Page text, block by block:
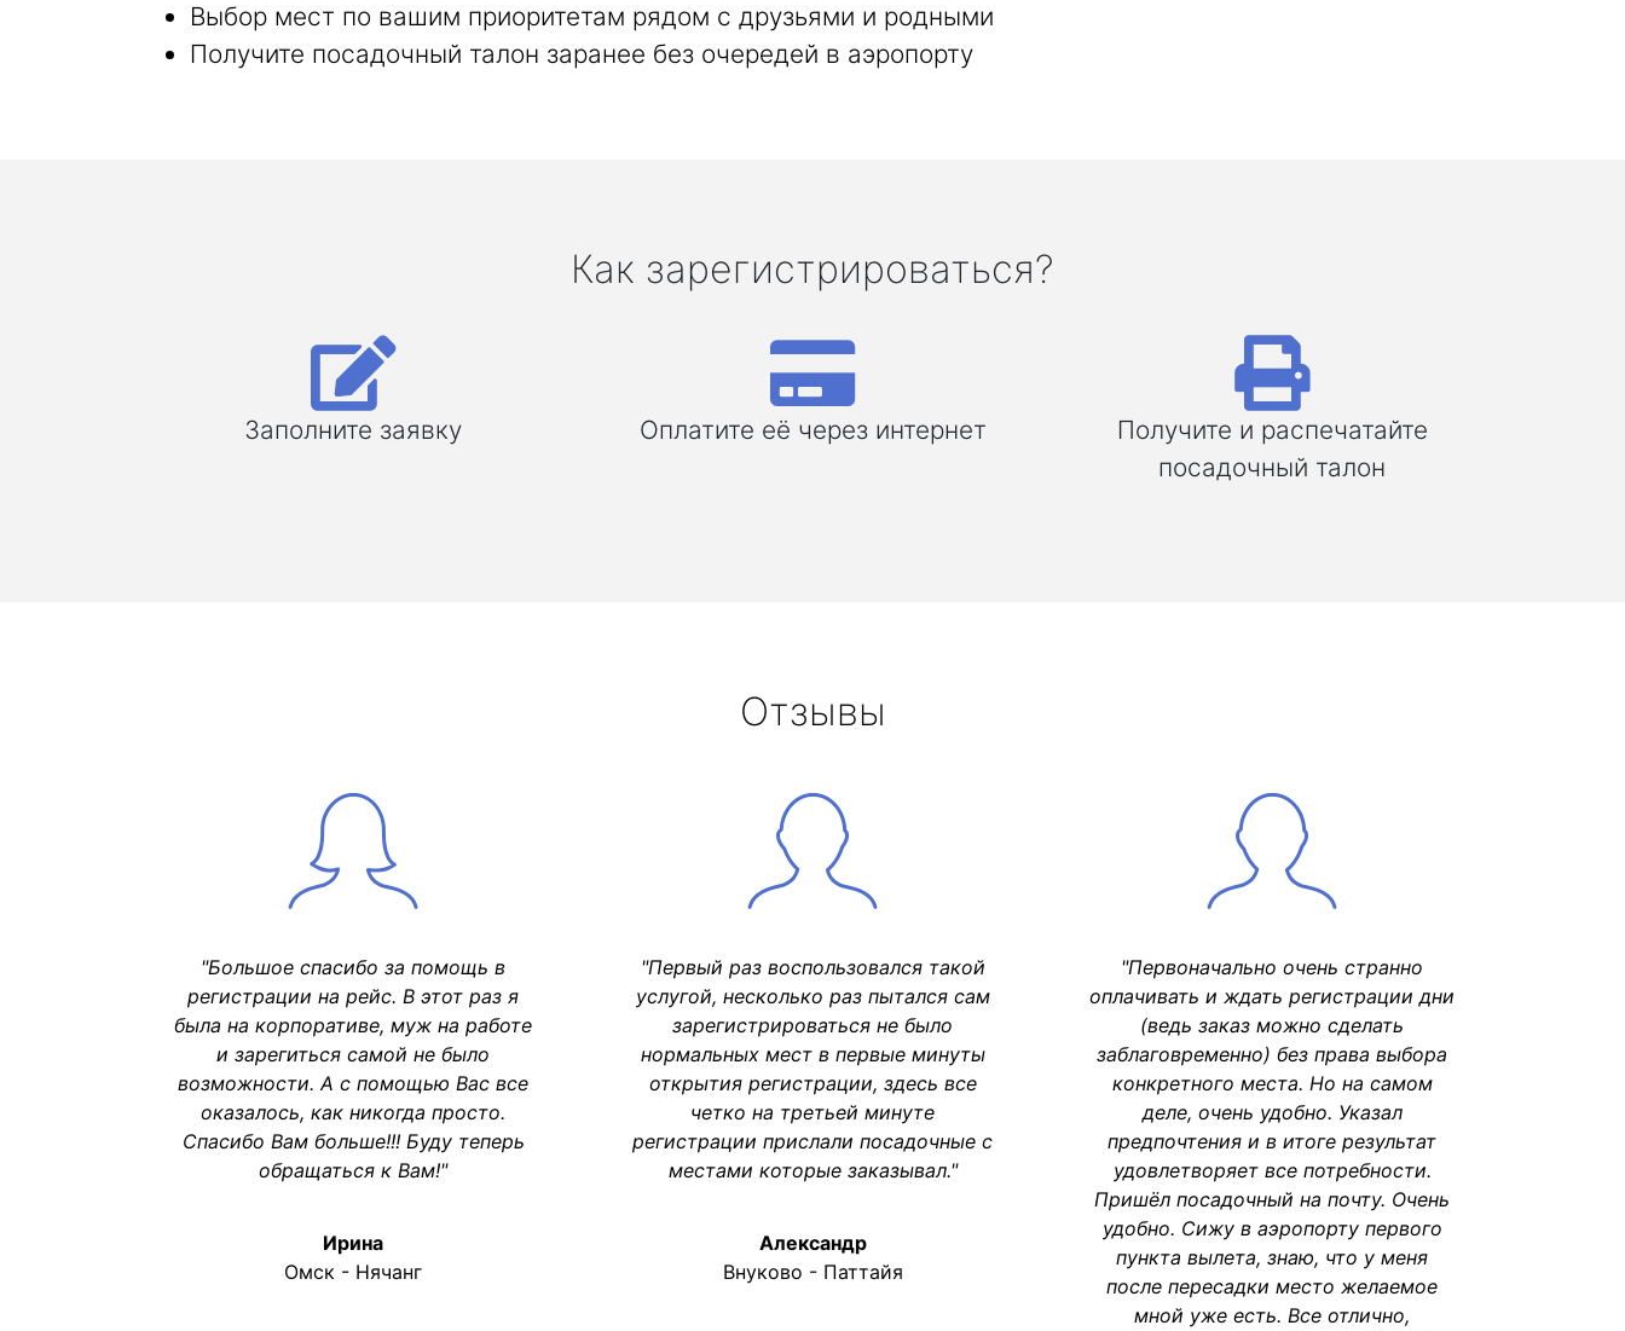
Выбор мест по вашим приоритетам рядом с друзьями и родными
Получите посадочный талон заранее без очередей в аэропорту
Как зарегистрироваться?
Заполните заявку Оплатите её через интернет
Получите и распечатайте
посадочный талон
Отзывы
"Большое спасибо за помощь в
регистрации на рейс. В этот раз я
была на корпоративе, муж на работе
и зарегиться самой не было
возможности. А с помощью Вас все
оказалось, как никогда просто.
Спасибо Вам больше!!! Буду теперь
обращаться к Вам!"
Ирина
Омск - Нячанг
"Первый раз воспользовался такой
услугой, несколько раз пытался сам
зарегистрироваться не было
нормальных мест в первые минуты
открытия регистрации, здесь все
четко на третьей минуте
регистрации прислали посадочные с
местами которые заказывал."
Александр
Внуково - Паттайя
"Первоначально очень странно
оплачивать и ждать регистрации дни
(ведь заказ можно сделать
заблаговременно) без права выбора
конкретного места. Но на самом
деле, очень удобно. Указал
предпочтения и в итоге результат
удовлетворяет все потребности.
Пришёл посадочный на почту. Очень
удобно. Сижу в аэропорту первого
пункта вылета, знаю, что у меня
после пересадки место желаемое
мной уже есть. Все отлично,